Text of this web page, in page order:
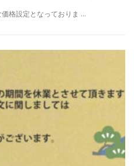
格設定となっておりま …